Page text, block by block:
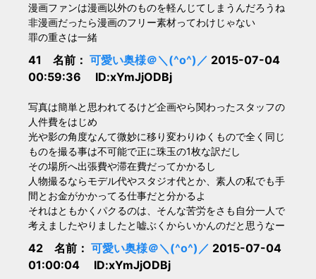
漫画ファンは漫画以外のものを軽んじてしまうんだろうね
非漫画だったら漫画のフリー素材ってわけじゃない
罪の重さは一緒
41 名前： 可愛い奥様＠＼(^o^)／ 2015-07-04
00:59:36 ID:xYmJjODBj
写真は簡単と思われてるけど企画やら関わったスタッフの
人件費をはじめ
光や影の角度なんて微妙に移り変わりゆくもので全く同じ
ものを撮る事は不可能で正に珠玉の1枚な訳だし
その場所へ出張費や滞在費だってかかるし
人物撮るならモデル代やスタジオ代とか、素人の私でも手
間とお金がかかってる仕事だと分かるよ
それはともかくパクるのは、そんな苦労をさも自分一人で
考えましたやりましたと嘘ぶくからいかんのだと思うなー
42 名前： 可愛い奥様＠＼(^o^)／ 2015-07-04
01:00:04 ID:xYmJjODBj